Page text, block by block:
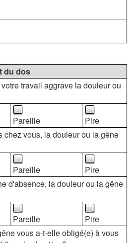
du dos
travail aggrave la douleur ou
Pareille
Pire
chez vous, la douleur ou la gêne
Pareille
Pire
d'absence, la douleur ou la gêne
Pareille
Pire
vous a-t-elle obligé(e) à vous